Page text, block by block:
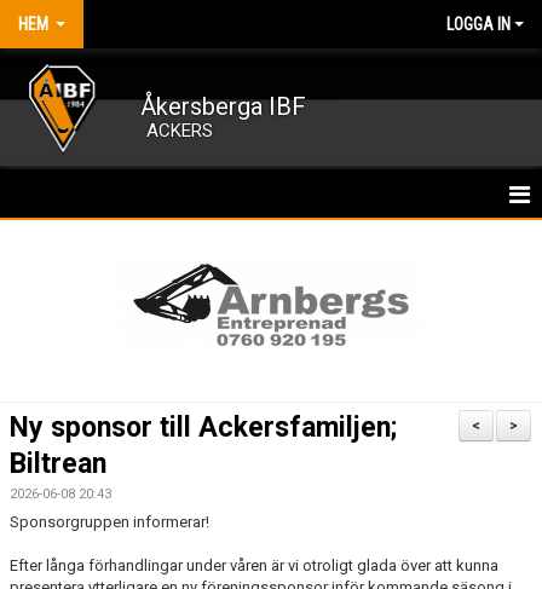
HEM LOGGA IN
Åkersberga IBF
ACKERS
MATCHER
TRÄNARE/LEDARE
>
<
Ny sponsor till Ackersfamiljen;
Biltrean
2026-06-08 20:43
Sponsorgruppen informerar!
Efter långa förhandlingar under våren är vi otroligt glada över att kunna